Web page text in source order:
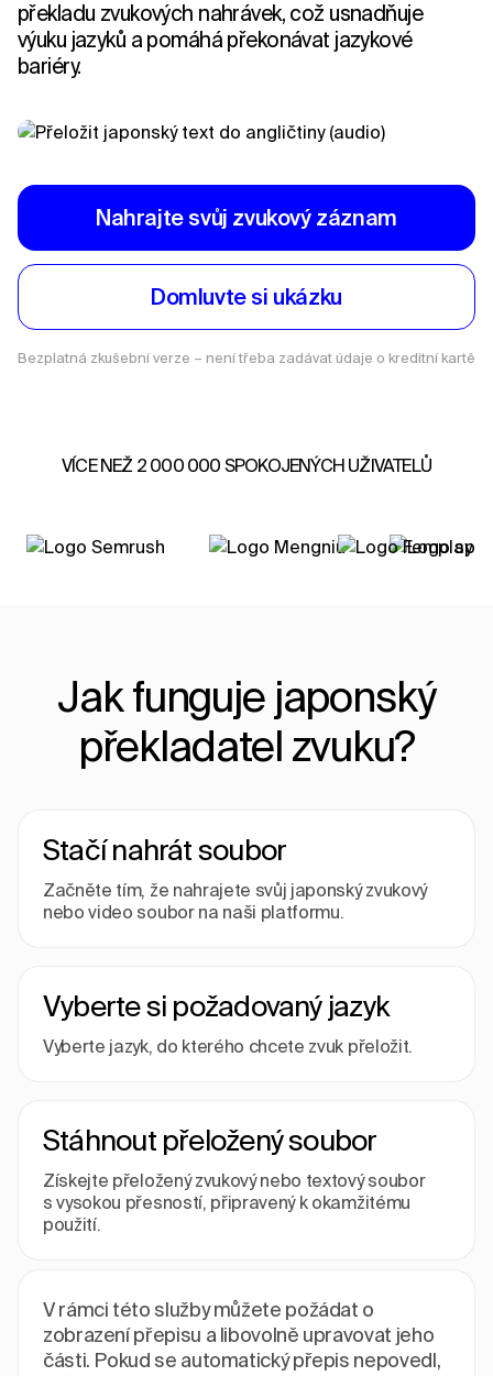
překladu zvukových nahrávek, což usnadňuje
výuku jazyků a pomáhá překonávat jazykové
bariéry.
Nahrajte svůj zvukový záznam
Domluvte si ukázku
Bezplatná zkušební verze – není třeba zadávat údaje o kreditní kartě
VÍCE NEŽ 2 000 000 SPOKOJENÝCH UŽIVATELŮ
Jak funguje japonský
překladatel zvuku?
Stačí nahrát soubor
Začněte tím, že nahrajete svůj japonský zvukový
nebo video soubor na naši platformu.
Vyberte si požadovaný jazyk
Vyberte jazyk, do kterého chcete zvuk přeložit.
Stáhnout přeložený soubor
Získejte přeložený zvukový nebo textový soubor
s vysokou přesností, připravený k okamžitému
použití.
V rámci této služby můžete požádat o
zobrazení přepisu a libovolně upravovat jeho
části. Pokud se automatický přepis nepovedl,